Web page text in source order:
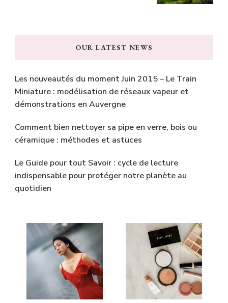
OUR LATEST NEWS
Les nouveautés du moment Juin 2015 – Le Train
Miniature : modélisation de réseaux vapeur et
démonstrations en Auvergne
Comment bien nettoyer sa pipe en verre, bois ou
céramique : méthodes et astuces
Le Guide pour tout Savoir : cycle de lecture
indispensable pour protéger notre planète au
quotidien